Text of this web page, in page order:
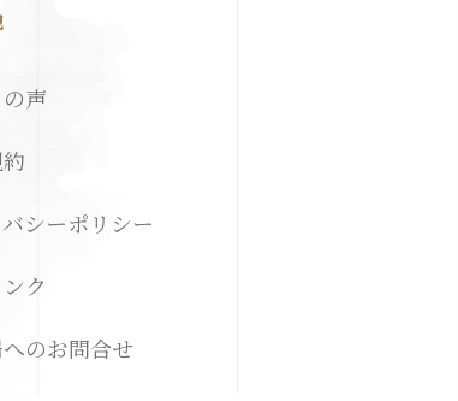
声
シーポリシー
ク
のお問合せ